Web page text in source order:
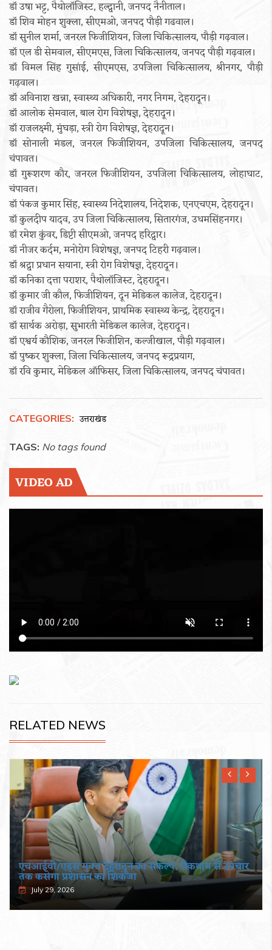
डॉ उषा भट्ट, पैथोलॉजिस्ट, हल्द्वानी, जनपद नैनीताल।
डॉ शिव मोहन शुक्ला, सीएमओ, जनपद पौड़ी गढवाल।
डॉ सुनील शर्मा, जनरल फिजीशियन, जिला चिकित्सालय, पौड़ी गढ़वाल।
डॉ एल डी सेमवाल, सीएमएस, जिला चिकित्सालय, जनपद पौड़ी गढ़वाल।
डॉ विमल सिंह गुसांई, सीएमएस, उपजिला चिकित्सालय, श्रीनगर, पौड़ी
गढ़वाल।
डॉ अविनाश खन्ना, स्वास्थ्य अधिकारी, नगर निगम, देहरादून।
डॉ आलोक सेमवाल, बाल रोग विशेषज्ञ, देहरादून।
डॉ राजलक्ष्मी, मुंघड़ा, स्त्री रोग विशेषज्ञ, देहरादून।
डॉ सोनाली मंडल, जनरल फिजीशियन, उपजिला चिकित्सालय, जनपद
चंपावत।
डॉ गुरूशरण कौर, जनरल फिजीशियन, उपजिला चिकित्सालय, लोहाघाट,
चंपावत।
डॉ पंकज कुमार सिंह, स्वास्थ्य निदेशालय, निदेशक, एनएचएम, देहरादून।
डॉ कुलदीप यादव, उप जिला चिकित्सालय, सितारगंज, उधमसिंहनगर।
डॉ रमेश कुंवर, डिप्टी सीएमओ, जनपद हरिद्वार।
डॉ नीजर कर्दम, मनोरोग विशेषज्ञ, जनपद टिहरी गढ़वाल।
डॉ श्रद्वा प्रधान सयाना, स्त्री रोग विशेषज्ञ, देहरादून।
डॉ कनिका दत्ता पराशर, पैथोलॉजिस्ट, देहरादून।
डॉ कुमार जी कौल, फिजीशियन, दून मेडिकल कालेज, देहरादून।
डॉ राजीव गैरोला, फिजीशियन, प्राथमिक स्वास्थ्य केन्द्र, देहरादून।
डॉ सार्थक अरोड़ा, सुभारती मेडिकल कालेज, देहरादून।
डॉ एश्वर्य कौशिक, जनरल फिजीशिन, कल्जीखाल, पौड़ी गढ़वाल।
डॉ पुष्कर शुक्ला, जिला चिकित्सालय, जनपद रूद्रप्रयाग,
डॉ रवि कुमार, मेडिकल ऑफिसर, जिला चिकित्सालय, जनपद चंपावत।
CATEGORIES: उत्तराखंड
TAGS: No tags found
VIDEO AD
RELATED NEWS
एचआईवी/एड्स मुक्त देहरादून का संकल्प, रोकथाम से उपचार
तक कसेगा प्रशासन का शिकंजा
July 29, 2026